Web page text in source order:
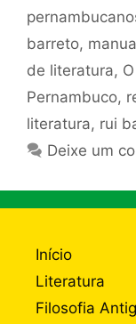
barreto,
de literatura,
Pernambuco,
literatura, rui
Deixe um
Início
Literatura
Filosofia